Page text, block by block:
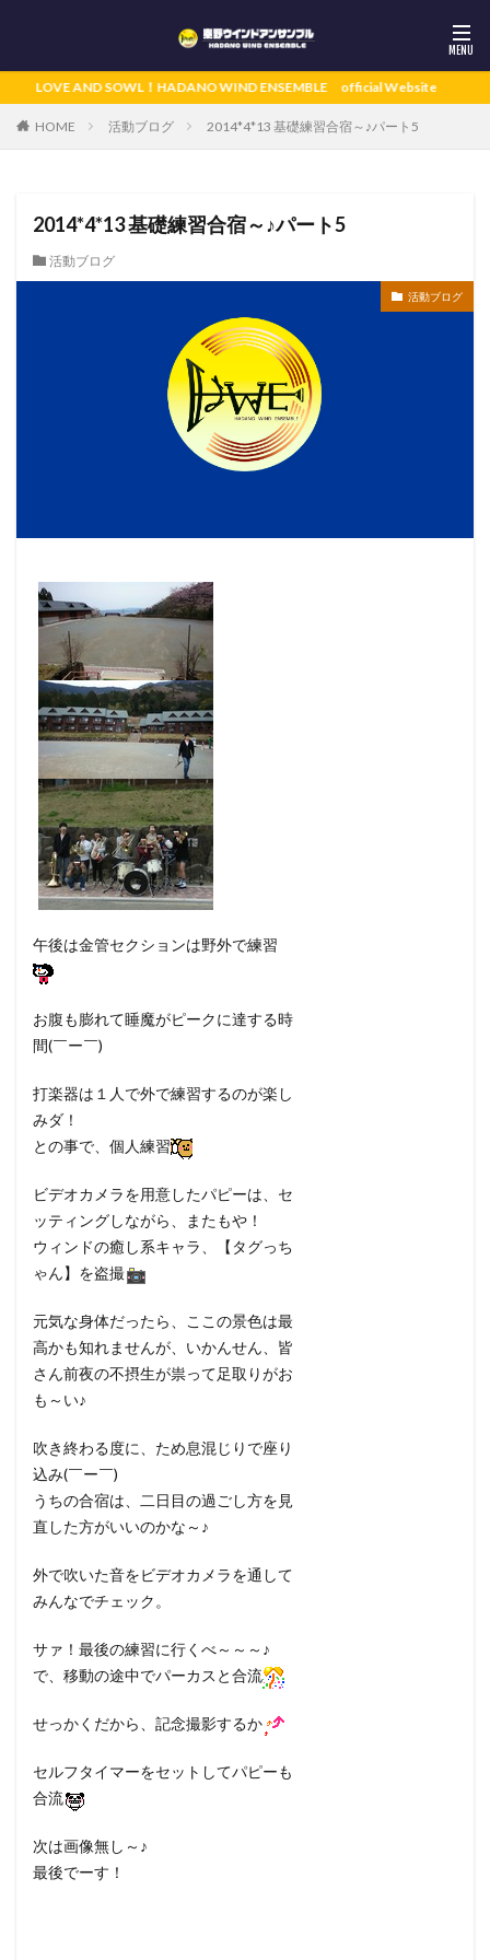
LOVE AND SOWL！HADANO WIND ENSEMBLE official Website
HOME 活動ブログ 2014*4*13 基礎練習合宿～♪パート5
2014*4*13 基礎練習合宿～♪パート5
活動ブログ
活動ブログ
午後は金管セクションは野外で練習
お腹も膨れて睡魔がピークに達する時
間(￣ー￣)
打楽器は１人で外で練習するのが楽し
みダ！
との事で、個人練習
ビデオカメラを用意したパピーは、セ
ッティングしながら、またもや！
ウィンドの癒し系キャラ、【タグっち
ゃん】を盗撮
元気な身体だったら、ここの景色は最
高かも知れませんが、いかんせん、皆
さん前夜の不摂生が祟って足取りがお
も～い♪
吹き終わる度に、ため息混じりで座り
込み(￣ー￣)
うちの合宿は、二日目の過ごし方を見
直した方がいいのかな～♪
外で吹いた音をビデオカメラを通して
みんなでチェック。
サァ！最後の練習に行くべ～～～♪
で、移動の途中でパーカスと合流
せっかくだから、記念撮影するか
セルフタイマーをセットしてパピーも
合流
次は画像無し～♪
最後でーす！